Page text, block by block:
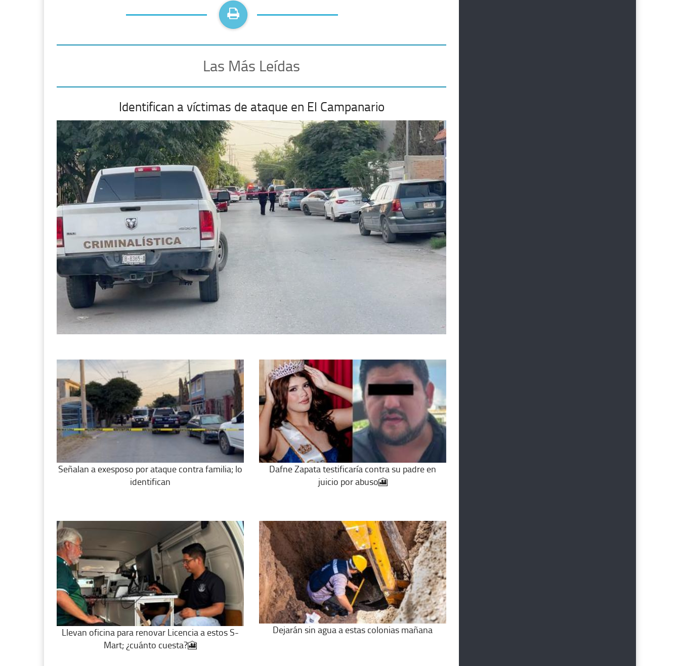
Las Más Leídas
Identifican a víctimas de ataque en El Campanario
Señalan a exesposo por ataque contra familia; lo
identifican
Dafne Zapata testificaría contra su padre en
juicio por abuso🎦
Llevan oficina para renovar Licencia a estos S-
Mart; ¿cuánto cuesta?🎦
Dejarán sin agua a estas colonias mañana